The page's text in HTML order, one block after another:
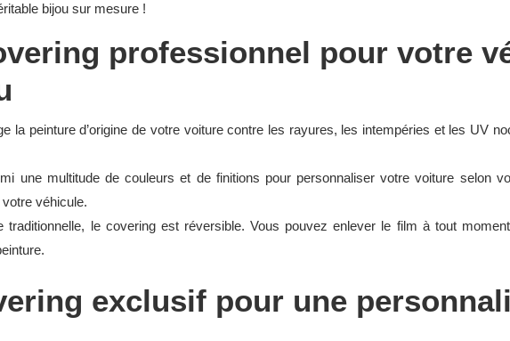
bijou sur mesure !
professionnel pour votre
la peinture d’origine de votre voiture contre les rayures, les intempéries et les UV
une multitude de couleurs et de finitions pour personnaliser votre voiture selon
véhicule.
traditionnelle, le covering est réversible. Vous pouvez enlever le film à tout
exclusif pour une